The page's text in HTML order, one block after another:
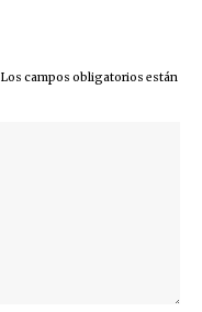
Los campos obligatorios están